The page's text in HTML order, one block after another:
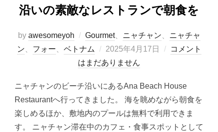
沿いの素敵なレストランで朝食を
by awesomeyoh Gourmet、 ニャチャン
ニャチャ
ン
フォー ベトナム
投
稿
2025年4月17日
コメント
はまだありません
ニャチャンのビーチ沿いにあるAna Beach House
Restaurantへ行ってきました。 海を眺めながら朝食を
楽しめるほか、敷地内のプールは無料で利用できま
す。 ニャチャン滞在中のカフェ・食事スポットとして